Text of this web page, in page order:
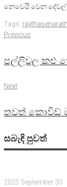
නෙවෙයි වෙන දේවල්.
Tags:
Post
navigation
Previous
Previous
පල්ලිවල කළු
Next
Next
තවත් කොවිඩ්
සබැඳි පුවත්
2025 September 30